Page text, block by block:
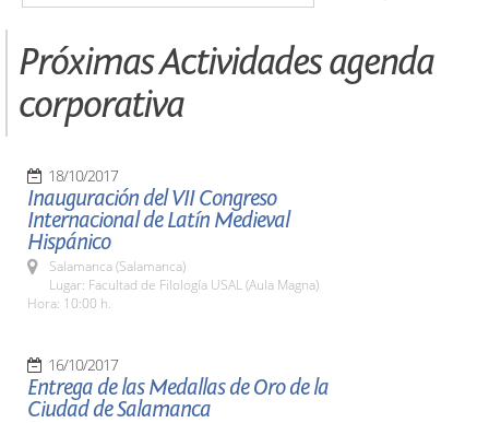
Próximas Actividades agenda
corporativa
18/10/2017
Inauguración del VII Congreso
Internacional de Latín Medieval
Hispánico
Salamanca (Salamanca)
Lugar: Facultad de Filología USAL (Aula Magna)
Hora: 10:00 h.
16/10/2017
Entrega de las Medallas de Oro de la
Ciudad de Salamanca